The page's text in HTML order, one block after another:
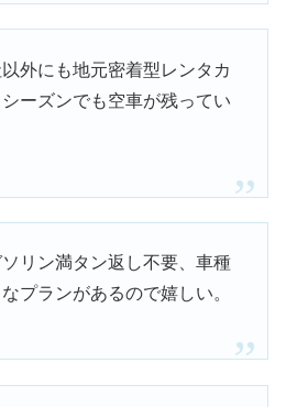
外にも地元密着型レンタカ
ーズンでも空車が残ってい
リン満タン返し不要、車種
プランがあるので嬉しい。